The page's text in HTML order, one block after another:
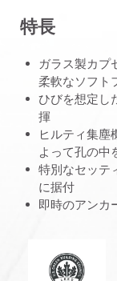
特長
ガラス製カプ
柔軟なソフト
ひびを想定し
揮
ヒルティ集塵
よって孔の中
特別なセッテ
に据付
即時のアンカ
エネルギ